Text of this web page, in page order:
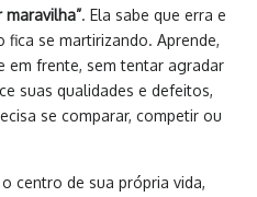
maravilha”. Ela sabe que erra e
se martirizando. Aprende,
em frente, sem tentar agradar
suas qualidades e defeitos,
se comparar, competir ou
centro de sua própria vida,